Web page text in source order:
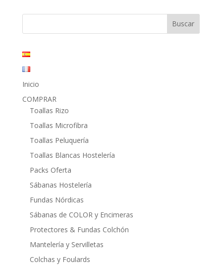
era:
es:
Inicio
COMPRAR
Toallas Rizo
Toallas Microfibra
Toallas Peluquería
Toallas Blancas Hostelería
Packs Oferta
Sábanas Hostelería
Fundas Nórdicas
Sábanas de COLOR y Encimeras
Protectores & Fundas Colchón
Mantelería y Servilletas
Colchas y Foulards